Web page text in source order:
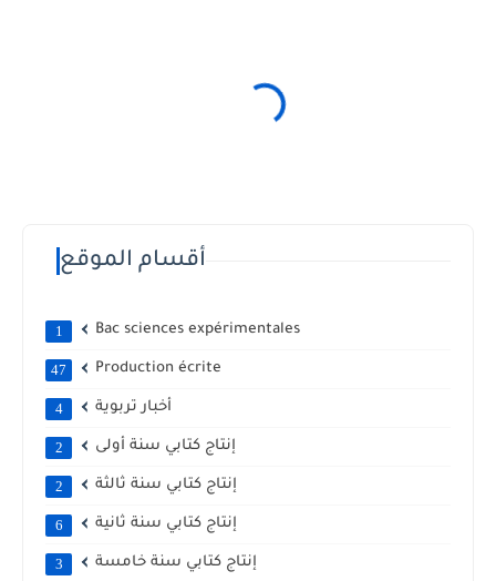
أقسام الموقع
Bac sciences expérimentales
1
Production écrite
47
أخبار تربوية 4
إنتاج كتابي سنة أولى 2
إنتاج كتابي سنة ثالثة 2
إنتاج كتابي سنة ثانية 6
إنتاج كتابي سنة خامسة 3